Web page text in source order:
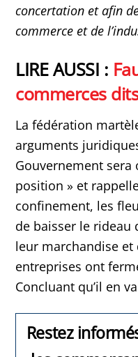
concertation et afin
commerce et de
LIRE AUSSI :
commerces
La fédération
arguments
Gouvernement sera
position » et
confinement, les
de baisser le rideau
leur marchandise et
entreprises ont
Concluant qu’il en
Restez